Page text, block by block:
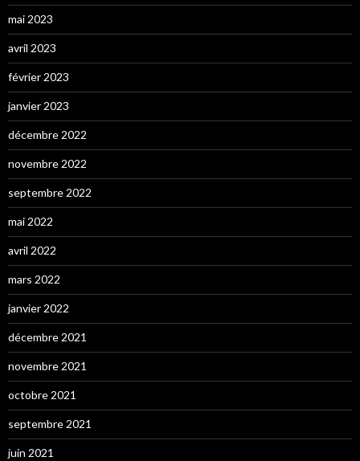
mai 2023
avril 2023
février 2023
janvier 2023
décembre 2022
novembre 2022
septembre 2022
mai 2022
avril 2022
mars 2022
janvier 2022
décembre 2021
novembre 2021
octobre 2021
septembre 2021
juin 2021